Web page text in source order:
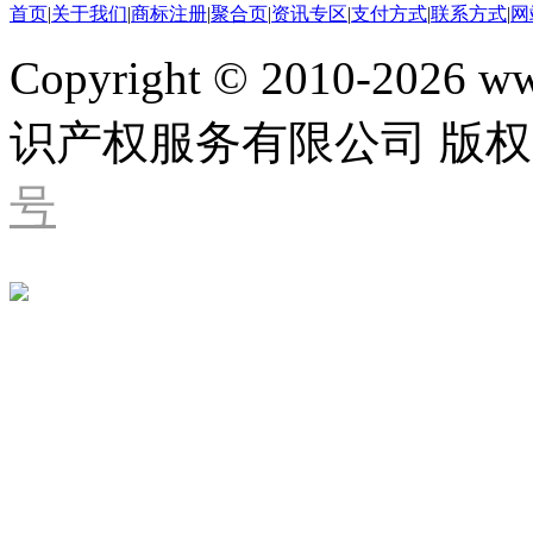
首页|关于我们|商标注册|聚合页|资讯专区|支付方式|联系方式|
Copyright © 2010-2026
识产权服务有限公司 版
号